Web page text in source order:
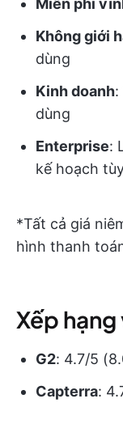
Miễn phí
Không giới
dùng
Kinh doanh:
dùng
Enterprise:
kế hoạch
*Tất cả giá
hình thanh
Xếp
G2: 4.7/5
Capterra: